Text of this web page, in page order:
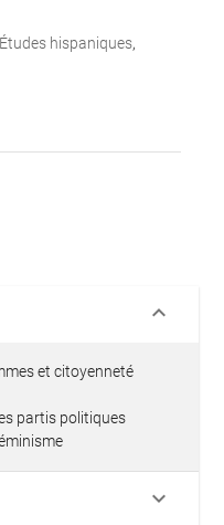
Études hispaniques,
keyboard_arrow_down
et citoyenneté
partis politiques
keyboard_arrow_down